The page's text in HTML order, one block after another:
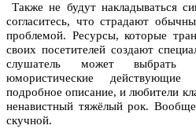
Также не будут накладываться
согласитесь, что страдают
проблемой. Ресурсы, которые
своих посетителей создают
слушатель может выбрать
юмористические
подробное описание, и любители
ненавистный тяжёлый рок.
скучной.